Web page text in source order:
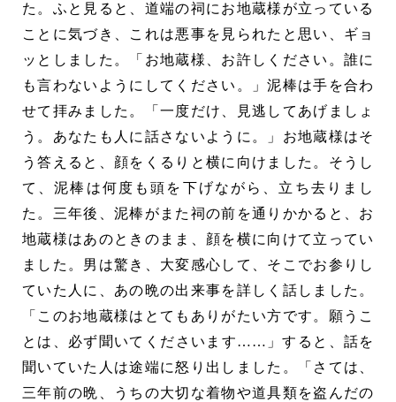
た。ふと見ると、道端の祠にお地蔵様が立っている
ことに気づき、これは悪事を見られたと思い、ギョ
ッとしました。「お地蔵様、お許しください。誰に
も言わないようにしてください。」泥棒は手を合わ
せて拝みました。「一度だけ、見逃してあげましょ
う。あなたも人に話さないように。」お地蔵様はそ
う答えると、顔をくるりと横に向けました。そうし
て、泥棒は何度も頭を下げながら、立ち去りまし
た。三年後、泥棒がまた祠の前を通りかかると、お
地蔵様はあのときのまま、顔を横に向けて立ってい
ました。男は驚き、大変感心して、そこでお参りし
ていた人に、あの晩の出来事を詳しく話しました。
「このお地蔵様はとてもありがたい方です。願うこ
とは、必ず聞いてくださいます……」すると、話を
聞いていた人は途端に怒り出しました。「さては、
三年前の晩、うちの大切な着物や道具類を盗んだの